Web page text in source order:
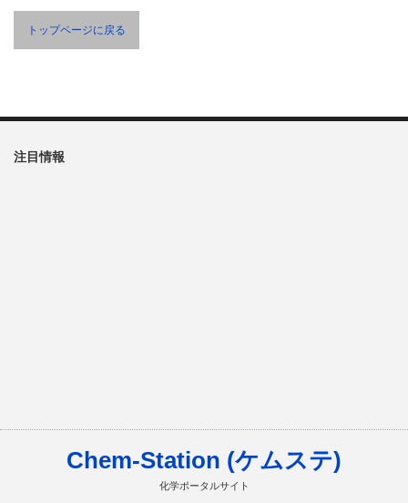
トップページに戻る
注目情報
Chem-Station (ケムステ)
化学ポータルサイト